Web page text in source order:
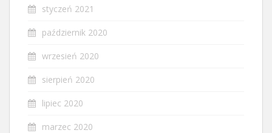
styczeń 2021
październik 2020
wrzesień 2020
sierpień 2020
lipiec 2020
marzec 2020